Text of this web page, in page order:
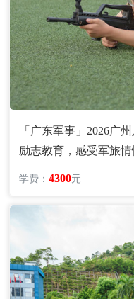
「广东军事」2026广
励志教育，感受军旅情
学费：4300元